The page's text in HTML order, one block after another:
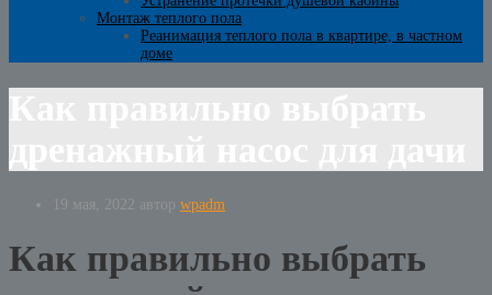
Монтаж теплого пола
Реанимация теплого пола в квартире, в частном
доме
19 мая, 2022 автор wpadm
Как правильно выбрать